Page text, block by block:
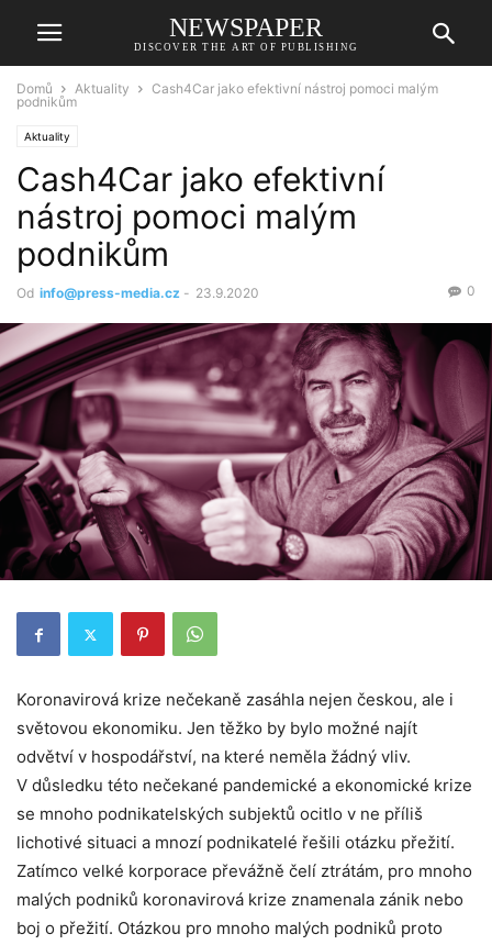
NEWSPAPER
DISCOVER THE ART OF PUBLISHING
Domů Aktuality
Cash4Car jako efektivní nástroj pomoci malým
podnikům
Aktuality
Cash4Car jako efektivní
nástroj pomoci malým
podnikům
Od info@press-media.cz - 23.9.2020 0
Koronavirová krize nečekaně zasáhla nejen českou, ale i
světovou ekonomiku. Jen těžko by bylo možné najít
odvětví v hospodářství, na které neměla žádný vliv.
V důsledku této nečekané pandemické a ekonomické krize
se mnoho podnikatelských subjektů ocitlo v ne příliš
lichotivé situaci a mnozí podnikatelé řešili otázku přežití.
Zatímco velké korporace převážně čelí ztrátám, pro mnoho
malých podniků koronavirová krize znamenala zánik nebo
boj o přežití. Otázkou pro mnoho malých podniků proto